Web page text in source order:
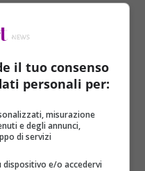
che si manifesta
per condividerli e
nel godimento
si dissolve.
accessibili. L’artista
’90, inizia ad
di Buenos Aires
originale
e colori, tra astratto e
il tuo consenso
personali per:
misurazione
e degli annunci,
di servizi
e/o accedervi